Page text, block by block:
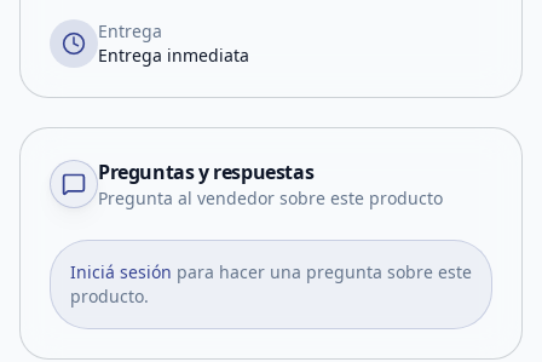
Entrega
Entrega inmediata
Preguntas y respuestas
Pregunta al vendedor sobre este producto
Iniciá sesión para hacer una pregunta sobre este
producto.